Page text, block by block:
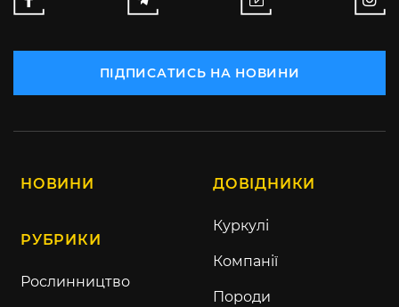
ПІДПИСАТИСЬ НА НОВИНИ
НОВИНИ
РУБРИКИ
Рослинництво
ДОВІДНИКИ
Куркулі
Компанії
Породи